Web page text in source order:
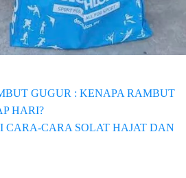
GUGUR : KENAPA RAMBUT
HARI?
CARA-CARA SOLAT HAJAT DAN